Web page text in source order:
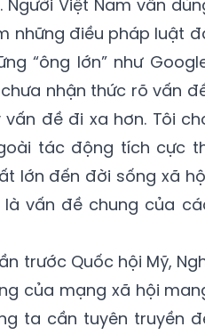
Việt Nam vẫn
những điều pháp luật
“ông lớn” như
nhận thức rõ vấn
đề đi xa hơn. Tôi
tác động tích cực
lớn đến đời sống xã
vấn đề chung của
trước Quốc hội Mỹ,
của mạng xã hội
ta cần tuyên truyền